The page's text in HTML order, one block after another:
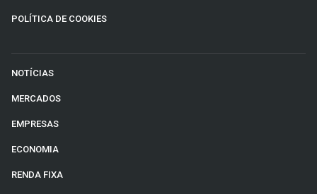
POLÍTICA DE COOKIES
NOTÍCIAS
MERCADOS
EMPRESAS
ECONOMIA
RENDA FIXA